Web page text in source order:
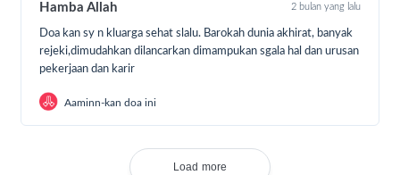
Share dan ajak kawan lainnya untuk berdonasi.
Dukung program ini dengan membagikan program
kerabat.
Dari Abu Mas’ud Radhiyallahu anhu berkata,
Hamba Allah 2 bulan yang lalu
Doa kan sy n kluarga sehat slalu. Barokah dunia akhirat, banyak
rejeki,dimudahkan dilancarkan dimampukan sgala hal dan urusan
pekerjaan dan karir
Aaminn-kan doa ini
Load more